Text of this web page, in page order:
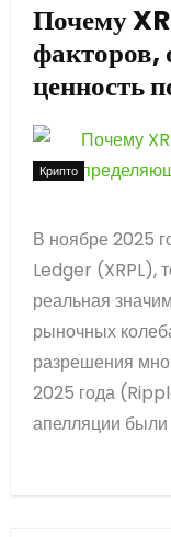
Почему
факторов,
ценность
Крипто
В ноябре 2025
Ledger (XRPL),
реальная
рыночных
разрешения
2025 года
апелляции были